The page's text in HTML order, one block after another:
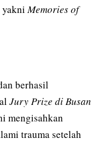
yakniMemories of
berhasil
Jury Prize di Busan
mengisahkan
trauma setelah